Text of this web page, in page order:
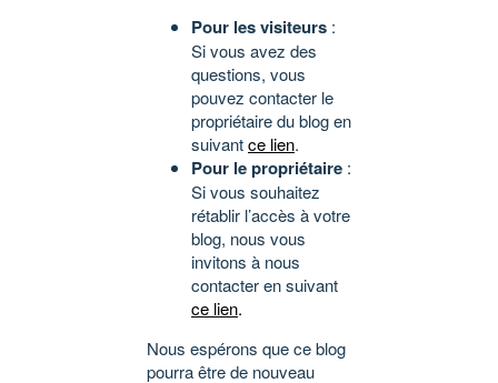
Pour les visiteurs :
Si vous avez des
questions, vous
pouvez contacter le
propriétaire du blog en
suivantce lien.
Pour le propriétaire :
Si vous souhaitez
rétablir l’accès à votre
blog, nous vous
invitons à nous
contacter en suivant
ce lien.
Nous espérons que ce blog
pourra être de nouveau